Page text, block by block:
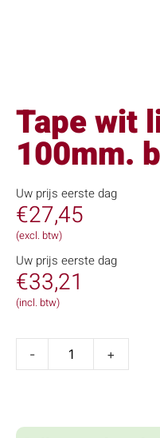
Tape wit
100mm.
Uw prijs eerste dag
€27,45
(excl. btw)
Uw prijs eerste dag
€33,21
(incl. btw)
- +